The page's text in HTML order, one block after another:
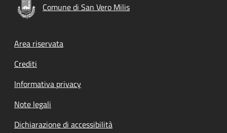
Comune di San Vero Milis
Footer menu
Area riservata
Crediti
Informativa privacy
Note legali
Dichiarazione di accessibilità